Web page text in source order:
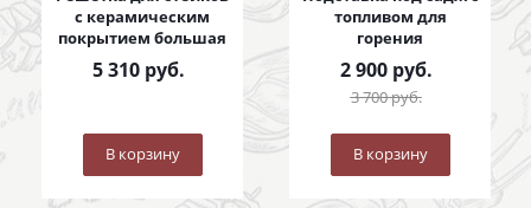
с керамическим
покрытием большая
5 310руб.
В корзину
топливом для
горения
2 900руб.
3 700руб.
В корзину